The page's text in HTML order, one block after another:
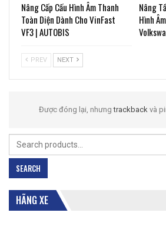
Nâng Cấp Cấu Hình Âm Thanh
Toàn Diện Dành Cho VinFast
VF3 | AUTOBIS
Nâng
Hình
PREV NEXT
Được đóng lại, nhưngtrackback và
Search
for:
SEARCH
HÃNG XE